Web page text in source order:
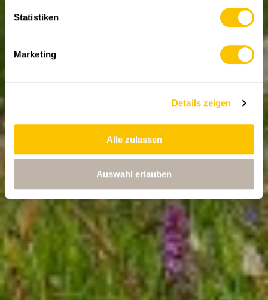
Statistiken
Marketing
Details zeigen
Alle zulassen
Auswahl erlauben
Dupont, Edy Epp, Joachim Lutz, Heinz Staffelbach